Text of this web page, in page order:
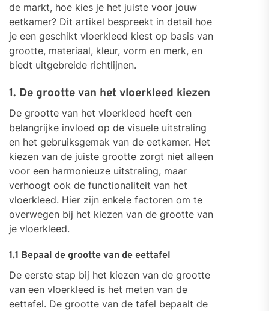
de markt, hoe kies je het juiste voor jouw
eetkamer? Dit artikel bespreekt in detail hoe
je een geschikt vloerkleed kiest op basis van
grootte, materiaal, kleur, vorm en merk, en
biedt uitgebreide richtlijnen.
1. De grootte van het vloerkleed kiezen
De grootte van het vloerkleed heeft een
belangrijke invloed op de visuele uitstraling
en het gebruiksgemak van de eetkamer. Het
kiezen van de juiste grootte zorgt niet alleen
voor een harmonieuze uitstraling, maar
verhoogt ook de functionaliteit van het
vloerkleed. Hier zijn enkele factoren om te
overwegen bij het kiezen van de grootte van
je vloerkleed.
1.1 Bepaal de grootte van de eettafel
De eerste stap bij het kiezen van de grootte
van een vloerkleed is het meten van de
eettafel. De grootte van de tafel bepaalt de